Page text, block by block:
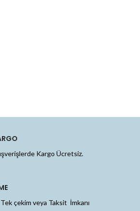
Kargo Ücretsiz.
çekim veya Taksit İmkanı